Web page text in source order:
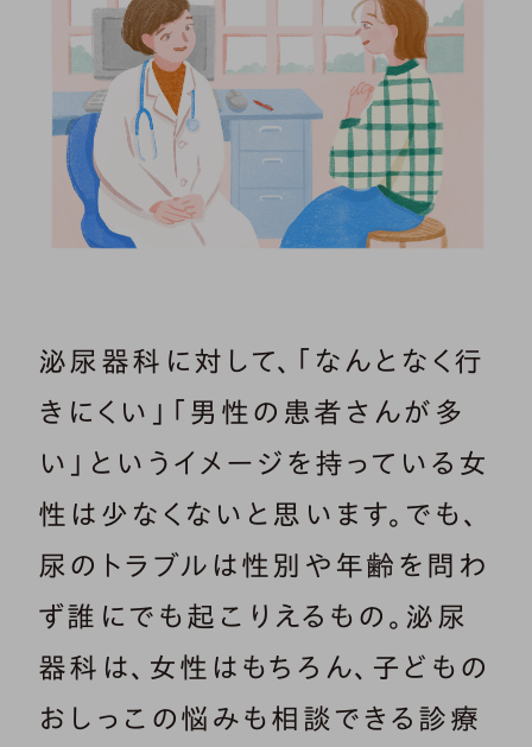
泌尿器科に対して、「なんとなく行
きにくい」「男性の患者さんが多
い」というイメージを持っている女
性は少なくないと思います。でも、
尿のトラブルは性別や年齢を問わ
ず誰にでも起こりえるもの。泌尿
器科は、女性はもちろん、子どもの
おしっこの悩みも相談できる診療